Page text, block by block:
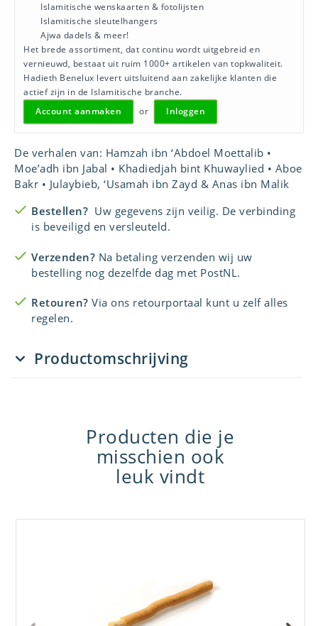
Islamitische wenskaarten & fotolijsten
Islamitische sleutelhangers
Ajwa dadels & meer!
Het brede assortiment, dat continu wordt uitgebreid en
vernieuwd, bestaat uit ruim 1000+ artikelen van topkwaliteit.
Hadieth Benelux levert uitsluitend aan zakelijke klanten die
actief zijn in de Islamitische branche.
Account aanmaken
or Inloggen
De verhalen van: Hamzah ibn ‘Abdoel Moettalib •
Moe’adh ibn Jabal • Khadiedjah bint Khuwaylied • Aboe
Bakr • Julaybieb, ‘Usamah ibn Zayd & Anas ibn Malik
Bestellen? Uw gegevens zijn veilig. De verbinding
is beveiligd en versleuteld.
Verzenden? Na betaling verzenden wij uw
bestelling nog dezelfde dag met PostNL.
Retouren? Via ons retourportaal kunt u zelf alles
regelen.
Productomschrijving
Producten die je
misschien ook
leuk vindt